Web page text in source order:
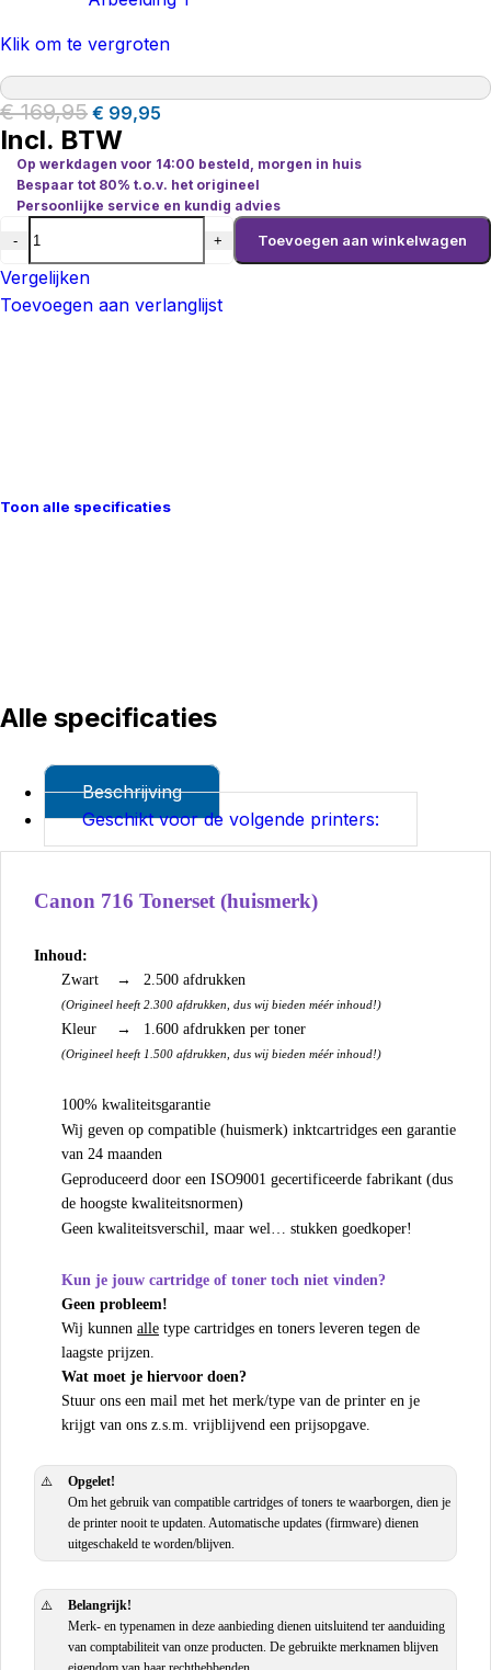
Klik om te vergroten
€169,95 € 99,95
Incl. BTW
Op werkdagen voor 14:00 besteld, morgen in huis
Bespaar tot 80% t.o.v. het origineel
Persoonlijke service en kundig advies
- + Toevoegen aan winkelwagen
Vergelijken
Toevoegen aan verlanglijst
Toon alle specificaties
Alle specificaties
Beschrijving
Geschikt voor de volgende printers:
Canon 716 Tonerset (huismerk)
Inhoud:
Zwart
→ 2.500 afdrukken
(Origineel heeft 2.300 afdrukken, dus wij bieden méér inhoud!)
Kleur → 1.600 afdrukken per toner
(Origineel heeft 1.500 afdrukken, dus wij bieden méér inhoud!)
100% kwaliteitsgarantie
Wij geven op compatible (huismerk) inktcartridges een garantie
van 24 maanden
Geproduceerd door een ISO9001 gecertificeerde fabrikant (dus
de hoogste kwaliteitsnormen)
Geen kwaliteitsverschil, maar wel… stukken goedkoper!
Kun je jouw cartridge of toner toch niet vinden?
Geen probleem!
Wij kunnen alle type cartridges en toners leveren tegen de
laagste prijzen.
Wat moet je hiervoor doen?
Stuur ons een mail met het merk/type van de printer en je
krijgt van ons z.s.m. vrijblijvend een prijsopgave.
⚠️
Opgelet!
Om het gebruik van compatible cartridges of toners te waarborgen, dien je
de printer nooit te updaten. Automatische updates (firmware) dienen
uitgeschakeld te worden/blijven.
⚠️
Belangrijk!
Merk- en typenamen in deze aanbieding dienen uitsluitend ter aanduiding
van comptabiliteit van onze producten. De gebruikte merknamen blijven